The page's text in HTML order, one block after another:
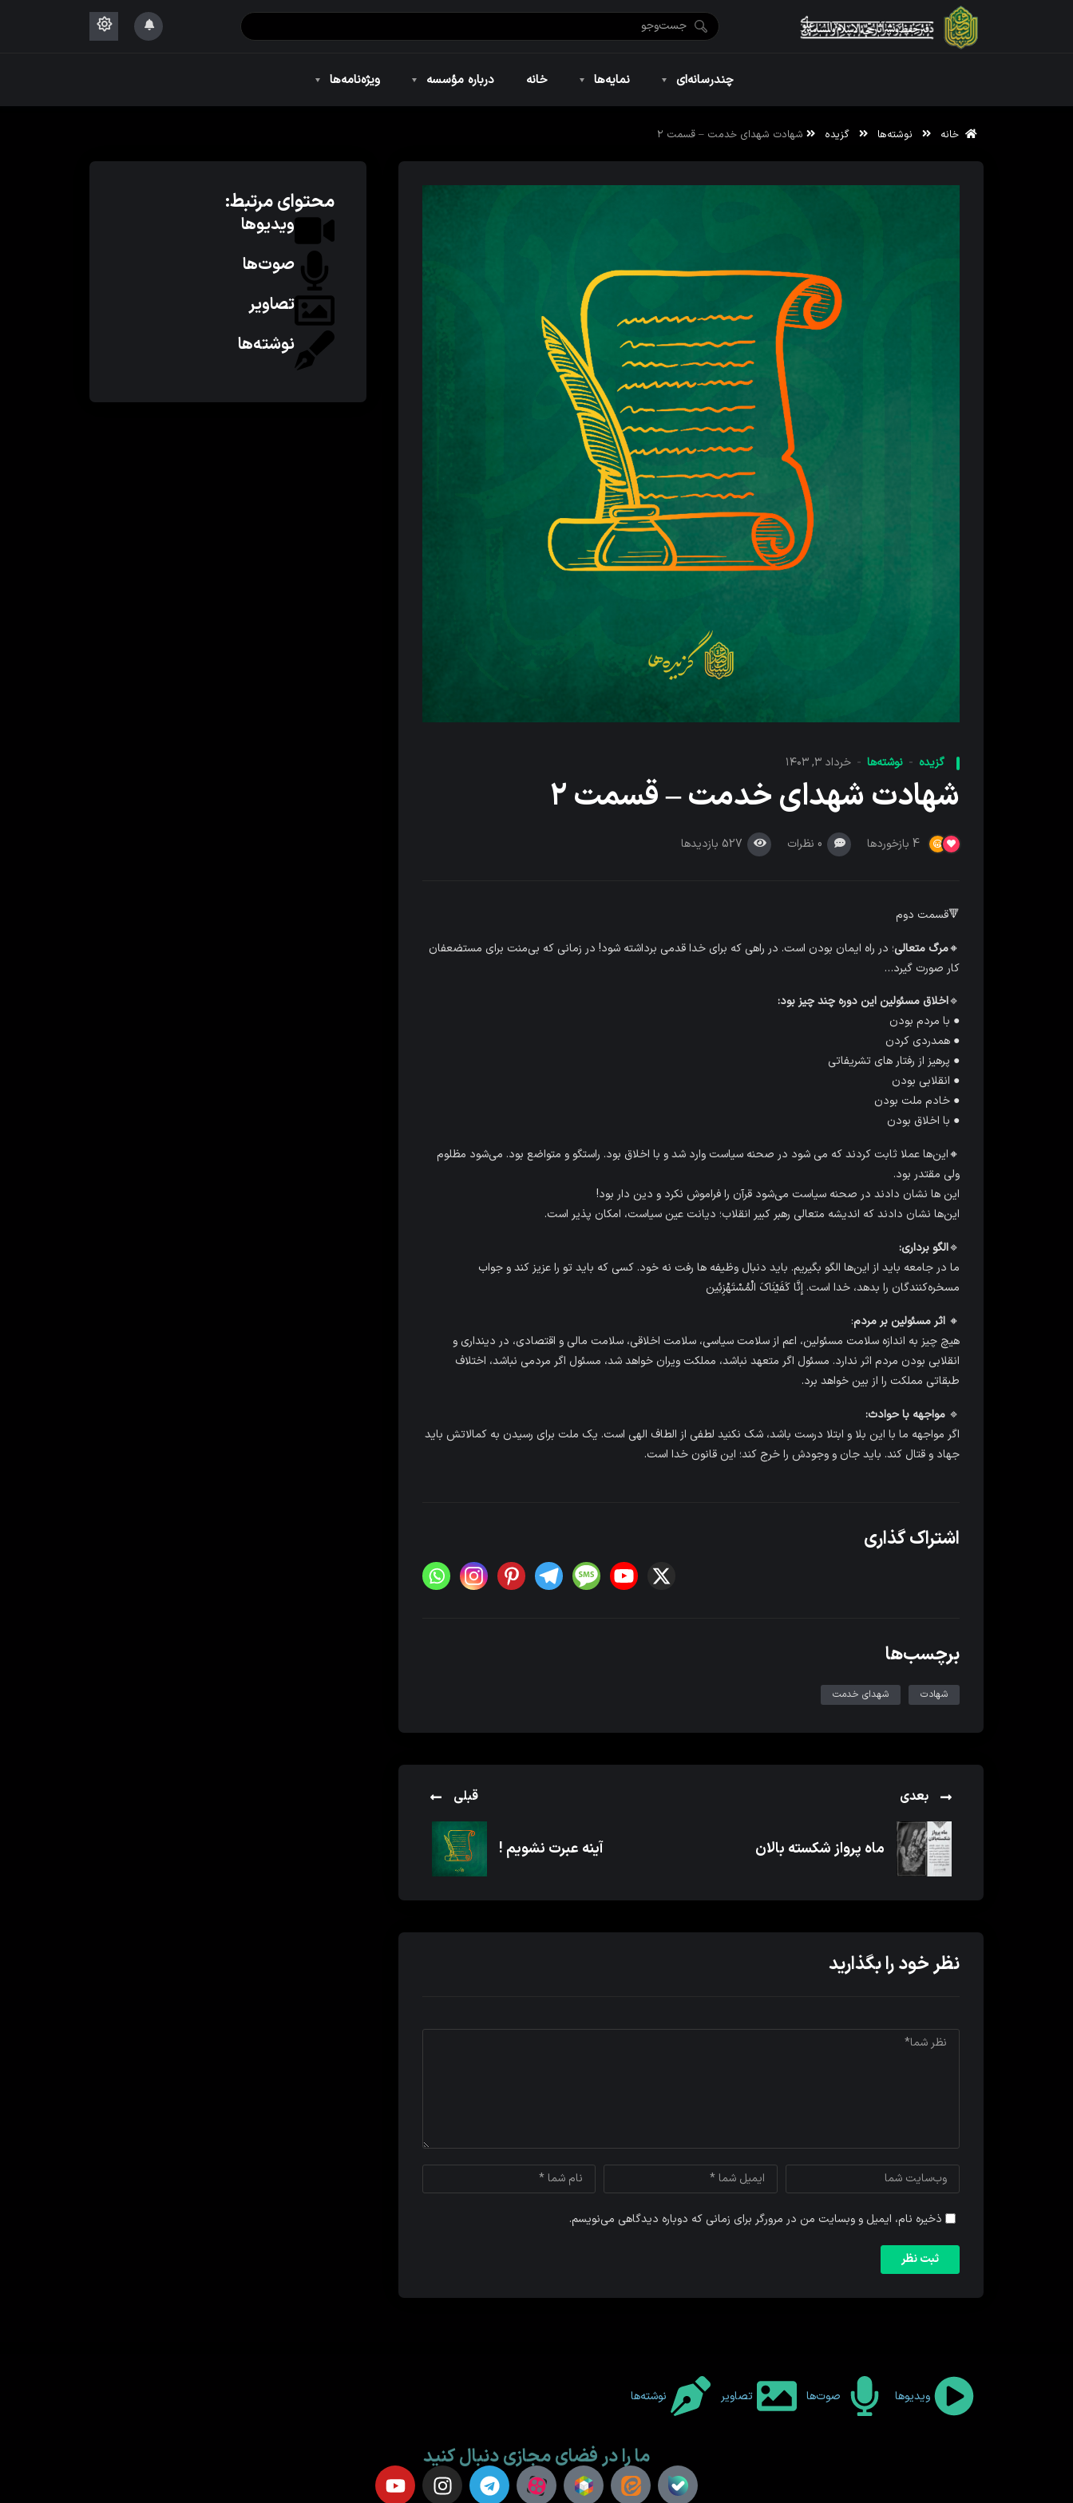
چندرسانه‌ای نمایه‌ها خانه درباره مؤسسه ویژه‌نامه‌ها
خانه نوشته‌ها گزیده شهادت شهدای خدمت – قسمت ۲
گزیده نوشته‌ها خرداد ۳, ۱۴۰۳
شهادت شهدای خدمت – قسمت ۲
4 بازخوردها 0 نظرات 527 بازدیدها
🔻قسمت دوم
🔸مرگ متعالی؛ در راه ایمان بودن است. در راهی که برای خدا قدمی برداشته شود! در زمانی که بی‌منت برای مستضعفان
کار صورت گیرد…
🔹اخلاق مسئولین این دوره چند چیز بود:
● با مردم بودن
● همدردی کردن
● پرهیز از رفتار های تشریفاتی
● انقلابی بودن
● خادم‌ ملت بودن
● با اخلاق بودن
🔸این‌ها عملا ثابت کردند که می شود در صحنه سیاست وارد شد و با اخلاق بود. راستگو و متواضع بود. می‌شود مظلوم
ولی مقتدر بود.
این ها نشان دادند در صحنه سیاست می‌شود قرآن را فراموش نکرد و دین دار بود!
این‌ها نشان دادند که اندیشه متعالی رهبر کبیر انقلاب؛ دیانت عین سیاست، امکان پذیر است.
🔹الگو برداری:
ما در جامعه باید از این‌ها الگو بگیریم. باید دنبال وظیفه ها رفت نه خود. کسی که باید تو را عزیز کند و جواب
مسخره‌کنندگان را بدهد، خدا است. إِنَّا کَفَیْنَاکَ الْمُسْتَهْزِئِین
🔸 اثر مسئولین بر مردم:
هیچ چیز به اندازه سلامت مسئولین، اعم از سلامت سیاسی، سلامت اخلاقی، سلامت مالی و اقتصادی، در دینداری و
انقلابی بودن مردم اثر ندارد. مسئول اگر متعهد نباشد، مملکت ویران خواهد شد، مسئول اگر مردمی نباشد، اختلاف
طبقاتی مملکت را از بین خواهد برد.
🔹 مواجهه با حوادث:
اگر مواجهه ما با این بلا و ابتلا درست باشد، شک نکنید لطفی از الطاف الهی است. یک ملت برای رسیدن به کمالاتش باید
جهاد و قتال کند. باید جان و وجودش را خرج کند؛ این قانون خدا است.
اشتراک گذاری
برچسب‌ها
شهادت شهدای خدمت
بعدی
ماه پرواز شکسته بالان
قبلی
آینه عبرت نشویم !
نظر خود را بگذارید
ذخیره نام، ایمیل و وبسایت من در مرورگر برای زمانی که دوباره دیدگاهی می‌نویسم.
محتوای مرتبط:
ویدیوها
صوت‌ها
تصاویر
نوشته‌ها
ویدیوها صوت‌ها تصاویر نوشته‌ها
ما را در فضای مجازی دنبال کنید